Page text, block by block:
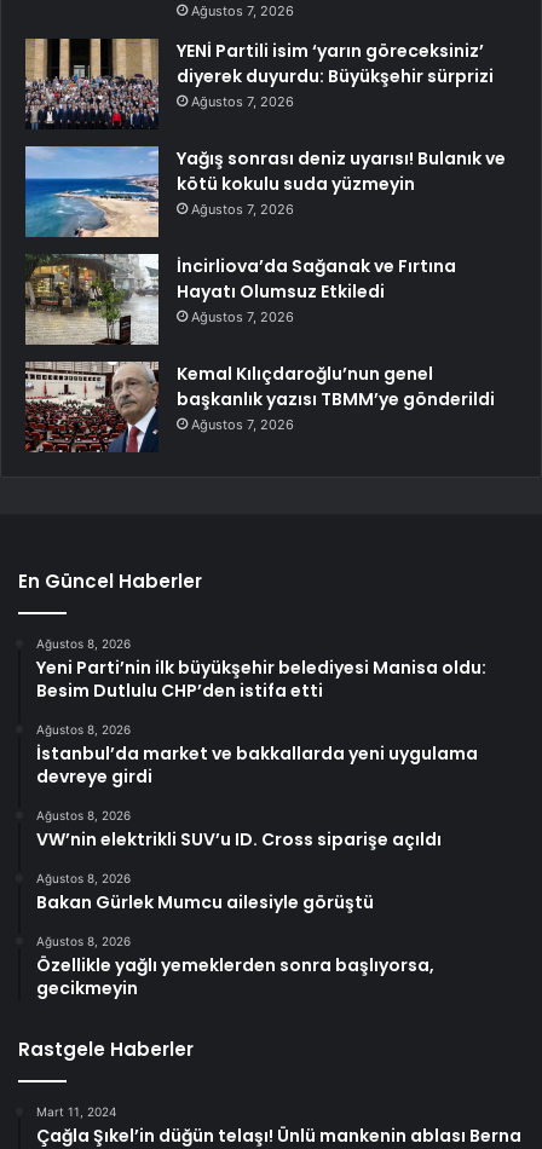
Ağustos 7, 2026
YENİ Partili isim ‘yarın göreceksiniz’
diyerek duyurdu: Büyükşehir sürprizi
Ağustos 7, 2026
Yağış sonrası deniz uyarısı! Bulanık ve
kötü kokulu suda yüzmeyin
Ağustos 7, 2026
İncirliova’da Sağanak ve Fırtına
Hayatı Olumsuz Etkiledi
Ağustos 7, 2026
Kemal Kılıçdaroğlu’nun genel
başkanlık yazısı TBMM’ye gönderildi
Ağustos 7, 2026
En Güncel Haberler
Ağustos 8, 2026
Yeni Parti’nin ilk büyükşehir belediyesi Manisa oldu:
Besim Dutlulu CHP’den istifa etti
Ağustos 8, 2026
İstanbul’da market ve bakkallarda yeni uygulama
devreye girdi
Ağustos 8, 2026
VW’nin elektrikli SUV’u ID. Cross siparişe açıldı
Ağustos 8, 2026
Bakan Gürlek Mumcu ailesiyle görüştü
Ağustos 8, 2026
Özellikle yağlı yemeklerden sonra başlıyorsa,
gecikmeyin
Rastgele Haberler
Mart 11, 2024
Çağla Şıkel’in düğün telaşı! Ünlü mankenin ablası Berna